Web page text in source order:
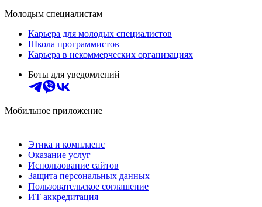
Молодым специалистам
Карьера для молодых специалистов
Школа программистов
Карьера в некоммерческих организациях
Боты для уведомлений
Мобильное приложение
Этика и комплаенс
Оказание услуг
Использование сайтов
Защита персональных данных
Пользовательское соглашение
ИТ аккредитация